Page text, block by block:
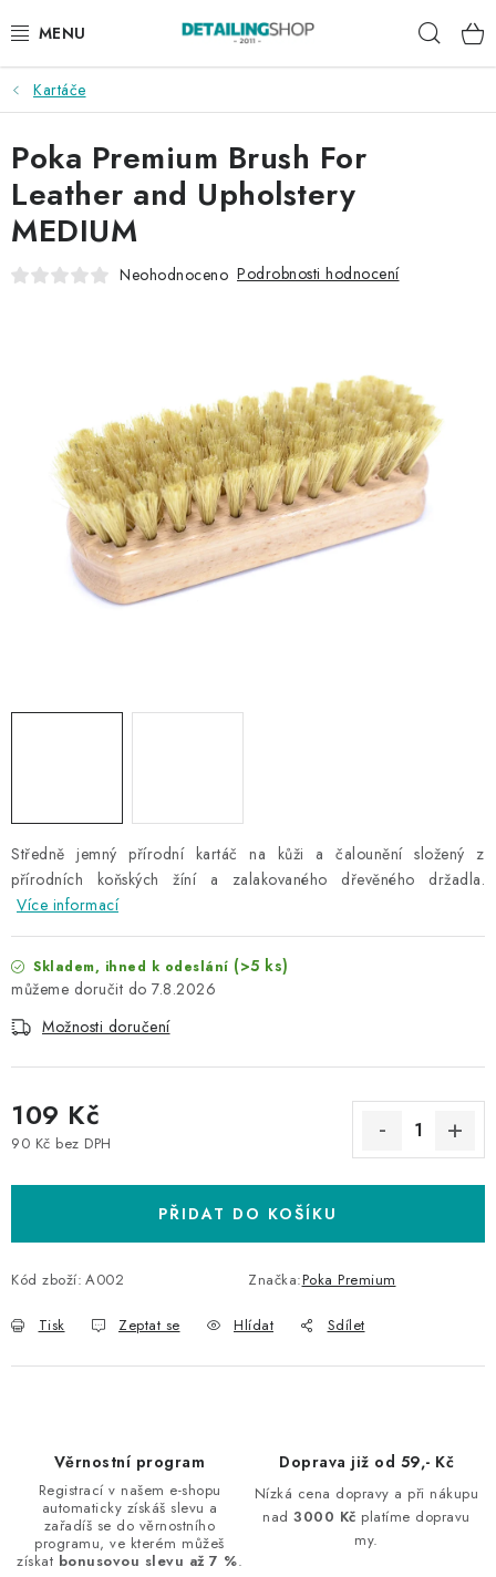
na
AKCE
NOVINKY
EXTERIÉR
INTERIÉR
ČLÁNKY
NAŠE SLUŽBY
KONTAKTY
PRODÁVANÉ ZNAČKY
Kartáče
Středně jemný přírodní kartáč na kůži a čalounění složený z
přírodních koňských žíní a zalakovaného dřevěného držadla.
Více informací
Skladem, ihned k odeslání (>5 ks)
7.8.2026
Možnosti doručení
109 Kč
90 Kč bez DPH
PŘIDAT DO KOŠÍKU
Kód zboží: A002 Značka:Poka Premium
Tisk Zeptat se Hlídat Sdílet
Poka Premium Brush For
Leather and Upholstery
MEDIUM
Neohodnoceno Podrobnosti hodnocení
Věrnostní program
Registrací v našem e-shopu
automaticky získáš slevu a
zařadíš se do věrnostního
programu, ve kterém můžeš
získat bonusovou slevu až 7 %.
Doprava již od 59,- Kč
Nízká cena dopravy a při nákupu
nad3000 Kč platíme dopravu
my.